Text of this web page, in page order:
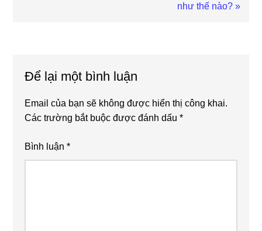
như thế nào? »
Để lại một bình luận
Email của bạn sẽ không được hiển thị công khai.
Các trường bắt buộc được đánh dấu*
Bình luận*